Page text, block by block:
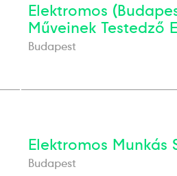
Elektromos
Műveinek Testedző
Budapest
Elektromos Munkás
Budapest